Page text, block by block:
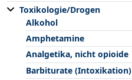
Toxikologie/Drogen
Alkohol
Amphetamine
Analgetika, nicht opioide
Barbiturate (Intoxikation)